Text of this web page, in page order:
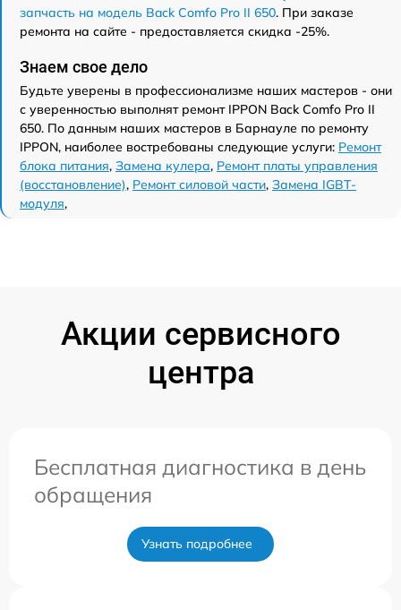
запчасть на модель Back Comfo Pro II 650. При заказе
ремонта на сайте - предоставляется скидка -25%.
Знаем свое дело
Будьте уверены в профессионализме наших мастеров - они
с уверенностью выполнят ремонт IPPON Back Comfo Pro II
650. По данным наших мастеров в Барнауле по ремонту
IPPON, наиболее востребованы следующие услуги: Ремонт
блока питания, Замена кулера, Ремонт платы управления
(восстановление), Ремонт силовой части, Замена IGBT-
модуля,
Акции сервисного
центра
Бесплатная диагностика в день
обращения
Узнать подробнее